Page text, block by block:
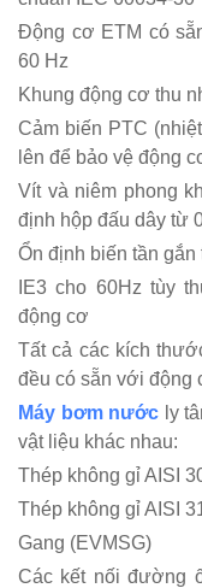
Động cơ ETM có
60 Hz
Khung động cơ thu
Cảm biến PTC
lên để bảo vệ động
Vít và niêm phong
định hộp đấu dây từ
Ổn định biến tần
IE3 cho 60Hz tùy
động cơ
Tất cả các kích
đều có sẵn với động
Máy bơm nước ly
vật liệu khác nhau:
Thép không gỉ AISI
Thép không gỉ AISI
Gang (EVMSG)
Các kết nối đường